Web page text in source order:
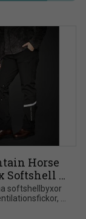
Horse
Softshell
softshellbyxor